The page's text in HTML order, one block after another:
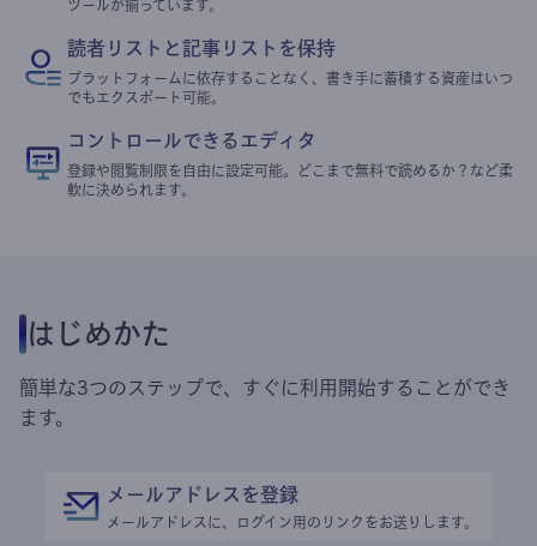
ツールが揃っています。
読者リストと記事リストを保持
プラットフォームに依存することなく、書き手に蓄積する資産はいつ
でもエクスポート可能。
コントロールできるエディタ
登録や閲覧制限を自由に設定可能。どこまで無料で読めるか？など柔
軟に決められます。
はじめかた
簡単な3つのステップで、すぐに利用開始することができ
ます。
メールアドレスを登録
メールアドレスに、ログイン用のリンクをお送りします。